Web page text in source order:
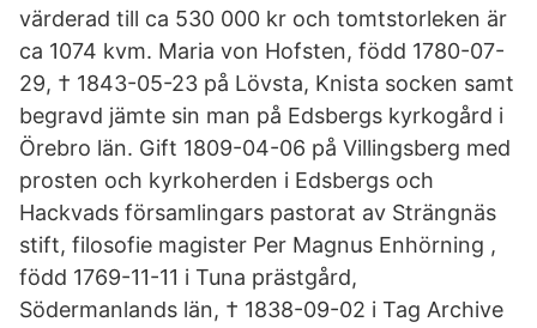
värderad till ca 530 000 kr och tomtstorleken är
ca 1074 kvm. Maria von Hofsten, född 1780-07-
29, † 1843-05-23 på Lövsta, Knista socken samt
begravd jämte sin man på Edsbergs kyrkogård i
Örebro län. Gift 1809-04-06 på Villingsberg med
prosten och kyrkoherden i Edsbergs och
Hackvads församlingars pastorat av Strängnäs
stift, filosofie magister Per Magnus Enhörning ,
född 1769-11-11 i Tuna prästgård,
Södermanlands län, † 1838-09-02 i Tag Archive